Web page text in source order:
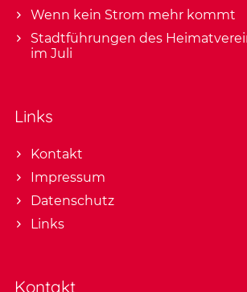
Wenn kein Strom mehr kommt
Stadtführungen des
im Juli
Links
Kontakt
Impressum
Datenschutz
Links
Kontakt